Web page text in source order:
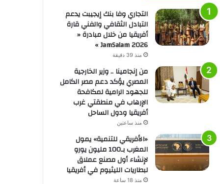
التجاري وفا بنك إيجيبت يدعم
التبادل الثقافي والفني قارة
أفريقيا من خلال مبادرة «
JamSalam 2026 »
منذ 39 دقيقة
من إنجامينا .. وزير الخارجية
المصري يؤكد دعم مصر الكامل
للجهود الرامية لمكافحة
الإرهاب في منطقتي غرب
أفريقيا ودول الساحل
منذ ساعتين
«الأفريقي للتنمية» يمول
المغرب بـ100 مليون يورو
لإنشاء أول مصنع عملاق
لبطاريات الليثيوم في أفريقيا
منذ 18 ساعة